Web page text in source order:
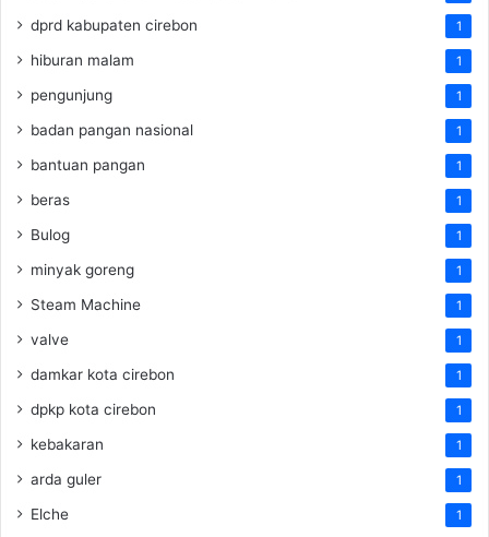
dprd kabupaten cirebon 1
hiburan malam 1
pengunjung 1
badan pangan nasional 1
bantuan pangan 1
beras 1
Bulog 1
minyak goreng 1
Steam Machine 1
valve 1
damkar kota cirebon 1
dpkp kota cirebon 1
kebakaran 1
arda guler 1
Elche 1